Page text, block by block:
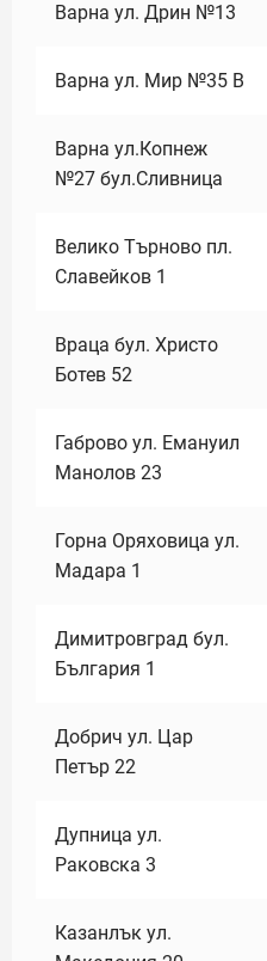
Варна ул. Дрин №13
Варна ул. Мир №35 В
Варна ул.Копнеж
№27 бул.Сливница
Велико Търново пл.
Славейков 1
Враца бул. Христо
Ботев 52
Габрово ул. Емануил
Манолов 23
Горна Оряховица ул.
Мадара 1
Димитровград бул.
България 1
Добрич ул. Цар
Петър 22
Дупница ул.
Раковска 3
Казанлък ул.